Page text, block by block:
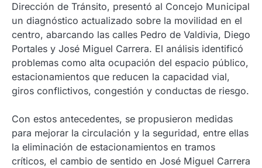
Dirección de Tránsito, presentó al Concejo Municipal
un diagnóstico actualizado sobre la movilidad en el
centro, abarcando las calles Pedro de Valdivia, Diego
Portales y José Miguel Carrera. El análisis identificó
problemas como alta ocupación del espacio público,
estacionamientos que reducen la capacidad vial,
giros conflictivos, congestión y conductas de riesgo.
Con estos antecedentes, se propusieron medidas
para mejorar la circulación y la seguridad, entre ellas
la eliminación de estacionamientos en tramos
críticos, el cambio de sentido en José Miguel Carrera